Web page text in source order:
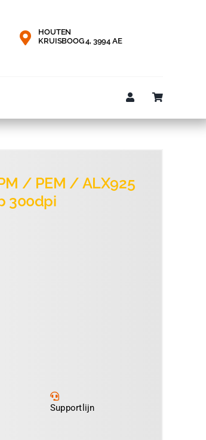
HOUTEN
KRUISBOOG 4, 3994 AE
/ PEM / ALX925
300dpi
Supportlijn